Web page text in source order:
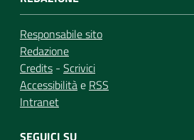
Responsabile sito
Redazione
Credits - Scrivici
Accessibilitàe RSS
Intranet
SEGUICI SU